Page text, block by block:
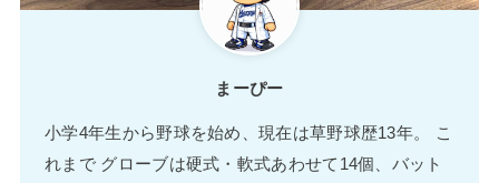
まーぴー
小学4年生から野球を始め、現在は草野球歴13年。 こ
れまで グローブは硬式・軟式あわせて14個、バット